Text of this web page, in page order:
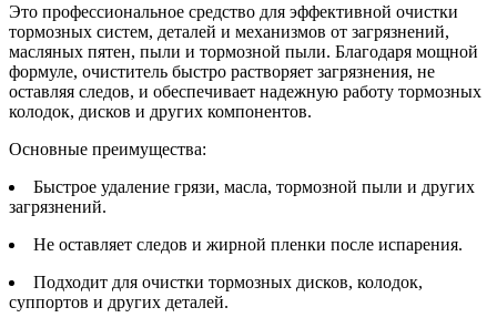
Это профессиональное средство для эффективной очистки
тормозных систем, деталей и механизмов от загрязнений,
масляных пятен, пыли и тормозной пыли. Благодаря мощной
формуле, очиститель быстро растворяет загрязнения, не
оставляя следов, и обеспечивает надежную работу тормозных
колодок, дисков и других компонентов.
Основные преимущества:
Быстрое удаление грязи, масла, тормозной пыли и других
загрязнений.
Не оставляет следов и жирной пленки после испарения.
Подходит для очистки тормозных дисков, колодок,
суппортов и других деталей.